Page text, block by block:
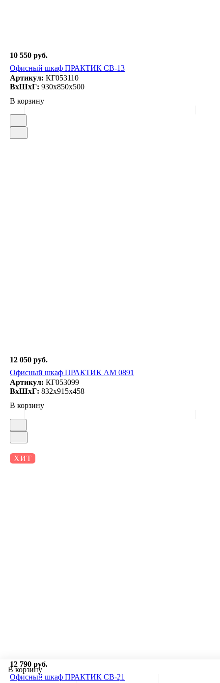
В корзину
10 550 руб.
Офисный шкаф ПРАКТИК СВ-13
Артикул: КГ053110
ВxШxГ: 930x850x500
В корзину
12 050 руб.
Офисный шкаф ПРАКТИК AM 0891
Артикул: КГ053099
ВxШxГ: 832x915x458
В корзину
ХИТ
12 790 руб.
Офисный шкаф ПРАКТИК СВ-21